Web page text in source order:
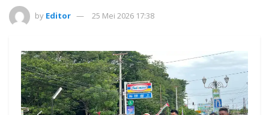
by Editor 25 Mei 2026 17:38